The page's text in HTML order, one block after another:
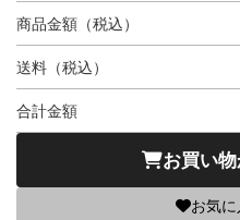
商品金額（税込）
送料（税込）
合計金額
お買い
お気